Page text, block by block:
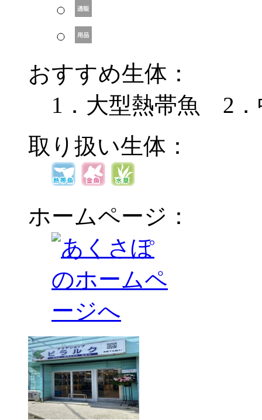
おすすめ生体：
1．大型熱帯魚 2．
取り扱い生体：
ホームページ：